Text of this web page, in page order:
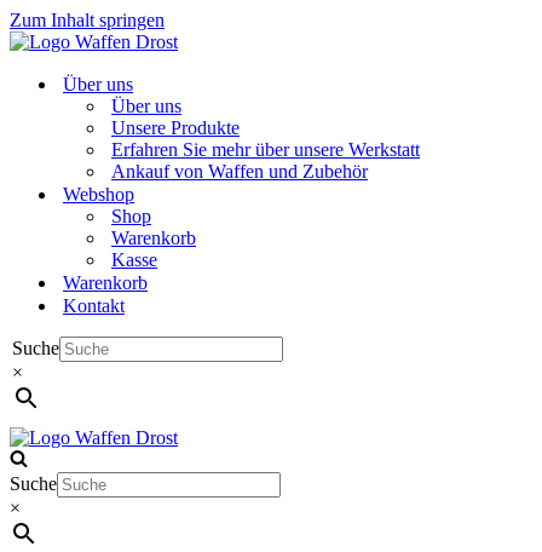
Zum Inhalt springen
Über uns
Über uns
Unsere Produkte
Erfahren Sie mehr über unsere Werkstatt
Ankauf von Waffen und Zubehör
Webshop
Shop
Warenkorb
Kasse
Warenkorb
Kontakt
Suche
×
Suche
×